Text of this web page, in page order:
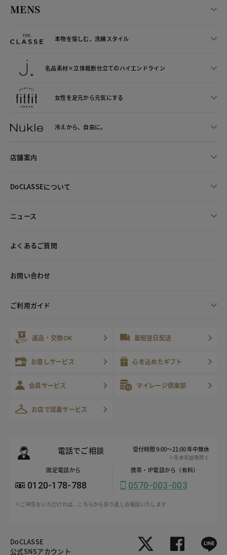
MENS
本物を愉しむ、洗練スタイル
名品素材×立体裁断仕立てのハイエンドライン
女性を足元から元気にする
冷えから、 自由に。
店舗案内
DoCLASSEについて
ニュース
よくあるご質問
お問い合わせ
ご利用ガイド
返品・交換OK 最短翌日配送
お直しサービス 心を込めたギフト
会員サービス マイレージ倶楽部
お店で試着サービス
電話でご相談 受付時間 9:00～21:00 年中無休
※年末年始等除く
固定電話から
0120-178-788
携帯・IP電話から（有料）
0570-003-003
※ご申告をいただければ、こちらから折り返しお電話いたします
DoCLASSE
公式SNSアカウント